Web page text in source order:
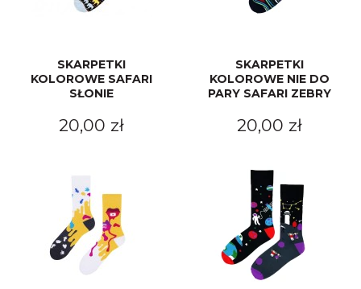
SKARPETKI
KOLOROWE SAFARI
SŁONIE
20,00 zł
SKARPETKI
KOLOROWE NIE DO
PARY SAFARI ZEBRY
20,00 zł